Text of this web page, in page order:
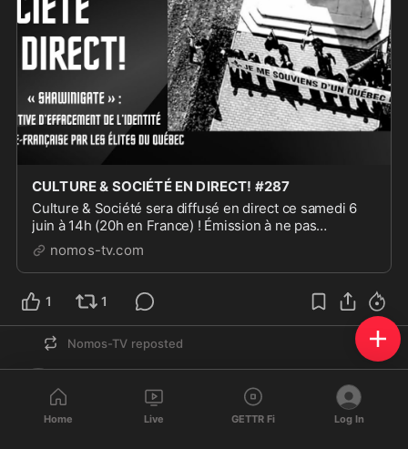
CULTURE & SOCIÉTÉ EN DIRECT! #287
Culture & Société sera diffusé en direct ce samedi 6
juin à 14h (20h en France) ! Émission à ne pas
manquer!
nomos-tv.com
1 1
Nomos-TV reposted
Nomos_TV·Jun 20
Laxisme judiciaire - Entretien avec Pierre-Marie Sève
Home Live GETTR Fi Log In